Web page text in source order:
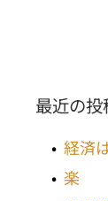
最近の投
経済
楽